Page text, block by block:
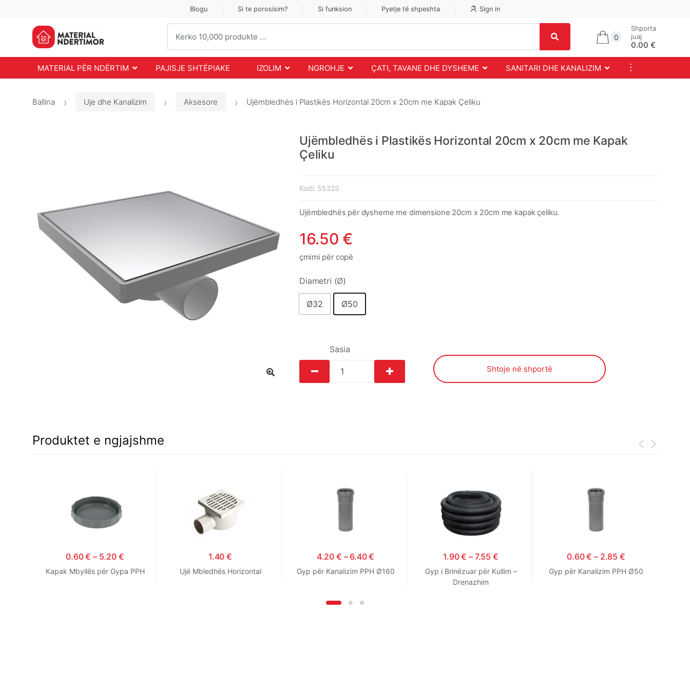
navigation
Blogu Si te porosisim? Si funksion Pyetje të shpeshta Sign in
for:
0
Shporta
juaj
0.00 €
MATERIAL PËR NDËRTIM PAJISJE SHTËPIAKE IZOLIM NGROHJE ÇATI, TAVANE DHE DYSHEME SANITARI DHE KANALIZIM ...
Ballina Uje dhe Kanalizim Aksesore Ujëmbledhës i Plastikës Horizontal 20cm x 20cm me Kapak Çeliku
Ujëmbledhës i Plastikës Horizontal 20cm x 20cm me Kapak
Çeliku
Kodi: 5522S
Ujëmbledhës për dysheme me dimensione 20cm x 20cm me kapak çeliku.
16.50 €
çmimi për copë
Diametri (Ø)
Ø32 Ø50
Sasia
Shtoje në shportë
Produktet e ngjajshme
0.60€ – 5.20 €
Kapak Mbyllës për Gypa PPH
1.40€
Ujë Mbledhës Horizontal
4.20 € – 6.40€
Gyp për Kanalizim PPH Ø160
1.90€ – 7.55 €
Gyp i Brinëzuar për Kullim –
Drenazhim
0.60€ – 2.85 €
Gyp për Kanalizim PPH Ø50